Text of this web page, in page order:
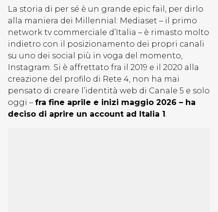
La storia di per sé è un grande epic fail, per dirlo
alla maniera dei Millennial: Mediaset – il primo
network tv commerciale d’Italia – è rimasto molto
indietro con il posizionamento dei propri canali
su uno dei social più in voga del momento,
Instagram. Si è affrettato fra il 2019 e il 2020 alla
creazione del profilo di Rete 4, non ha mai
pensato di creare l’identità web di Canale 5 e solo
oggi – fra fine aprile e inizi maggio 2026 – ha
deciso di aprire un account ad Italia 1.